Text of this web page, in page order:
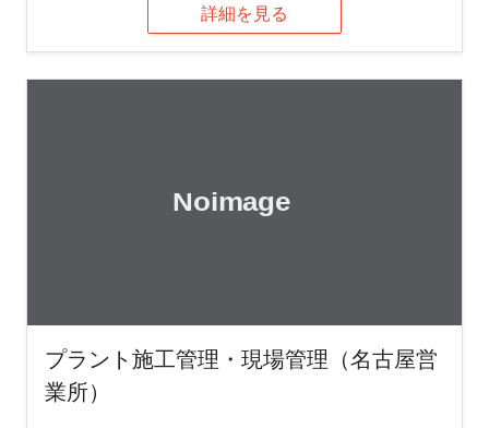
詳細を見る
プラント施工管理・現場管理（名古屋営
業所）